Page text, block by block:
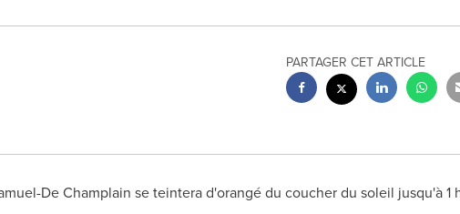
PARTAGER CET ARTICLE
De Champlain se teintera d'orangé du coucher du soleil jusqu'à 1